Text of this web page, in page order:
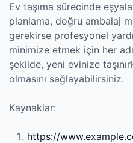
Ev taşıma sürecinde
planlama, doğru ambalaj
gerekirse profesyonel
minimize etmek için her
şekilde, yeni evinize
olmasını sağlayabilirsiniz.
Kaynaklar:
https://